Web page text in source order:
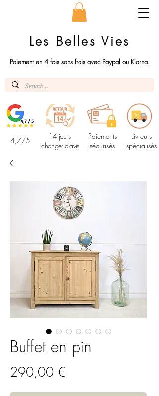
Les Belles Vies
Paiement en 4 fois sans frais avec Paypal ou Klarna.
4,7/5
14 jours
changer d'avis
Paiements
sécurisés
Livreurs
spécialisés
Buffet en pin
290,00 €